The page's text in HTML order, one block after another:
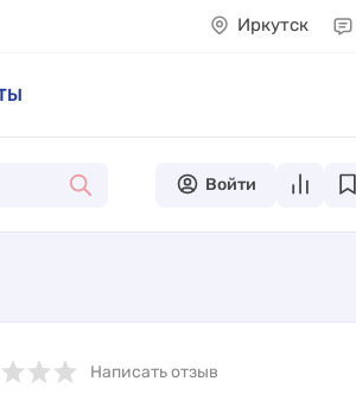
Иркутск
Войти
Написать отзыв